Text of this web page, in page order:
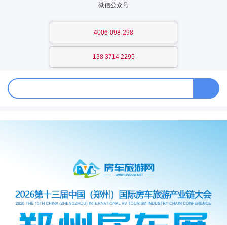
微信公众号
4006-098-298
138 3714 2295